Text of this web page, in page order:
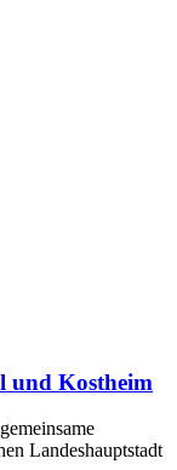
und Kostheim
Landeshauptstadt